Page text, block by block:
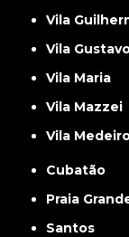
Vila
Vila
Vila Maria
Vila Mazzei
Vila
Cubatão
Praia
Santos